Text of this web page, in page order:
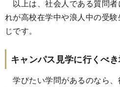
以上は、社会人である質問者
れが高校在学中や浪人中の受
じです。
キャンパス見学に行くべ
学びたい学問があるのなら